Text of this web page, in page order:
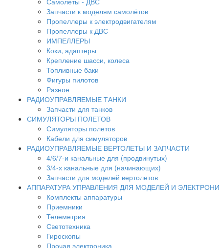
Запчасти к моделям самолётов
Пропеллеры к электродвигателям
Пропеллеры к ДВС
ИМПЕЛЛЕРЫ
Коки, адаптеры
Крепление шасси, колеса
Топливные баки
Фигуры пилотов
Разное
РАДИОУПРАВЛЯЕМЫЕ ТАНКИ
Запчасти для танков
СИМУЛЯТОРЫ ПОЛЕТОВ
Симуляторы полетов
Кабели для симуляторов
РАДИОУПРАВЛЯЕМЫЕ ВЕРТОЛЕТЫ И ЗАПЧАСТИ
4/6/7-и канальные для (продвинутых)
3/4-х канальные для (начинающих)
Запчасти для моделей вертолетов
АППАРАТУРА УПРАВЛЕНИЯ ДЛЯ МОДЕЛЕЙ И
Комплекты аппаратуры
Приемники
Телеметрия
Светотехника
Гироскопы
Прочая электроника